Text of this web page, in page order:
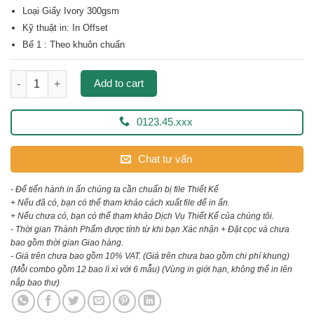
Loại Giấy Ivory 300gsm
Kỹ thuật in: In Offset
Bế 1 : Theo khuôn chuẩn
Hộp giấy Carton quantity
Add to cart
0123.45.xxx
Chat tư vấn
- Để tiến hành in ấn chúng ta cần chuẩn bị file Thiết Kế
+ Nếu đã có, bạn có thể tham khảo cách xuất file để in ấn.
+ Nếu chưa có, bạn có thể tham khảo Dịch Vụ Thiết Kế của chúng tôi.
- Thời gian Thành Phẩm được tính từ khi bạn Xác nhận + Đặt cọc và chưa
bao gồm thời gian Giao hàng.
- Giá trên chưa bao gồm 10% VAT. (Giá trên chưa bao gồm chi phí khung)
(Mỗi combo gồm 12 bao lì xì với 6 mẫu) (Vùng in giới hạn, không thể in lên
nắp bao thư)